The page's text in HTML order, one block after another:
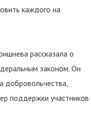
каждого на
рассказала о
законом. Он
добровольчества,
поддержки участников